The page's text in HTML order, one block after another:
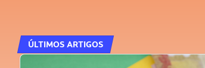
ÚLTIMOS ARTIGOS